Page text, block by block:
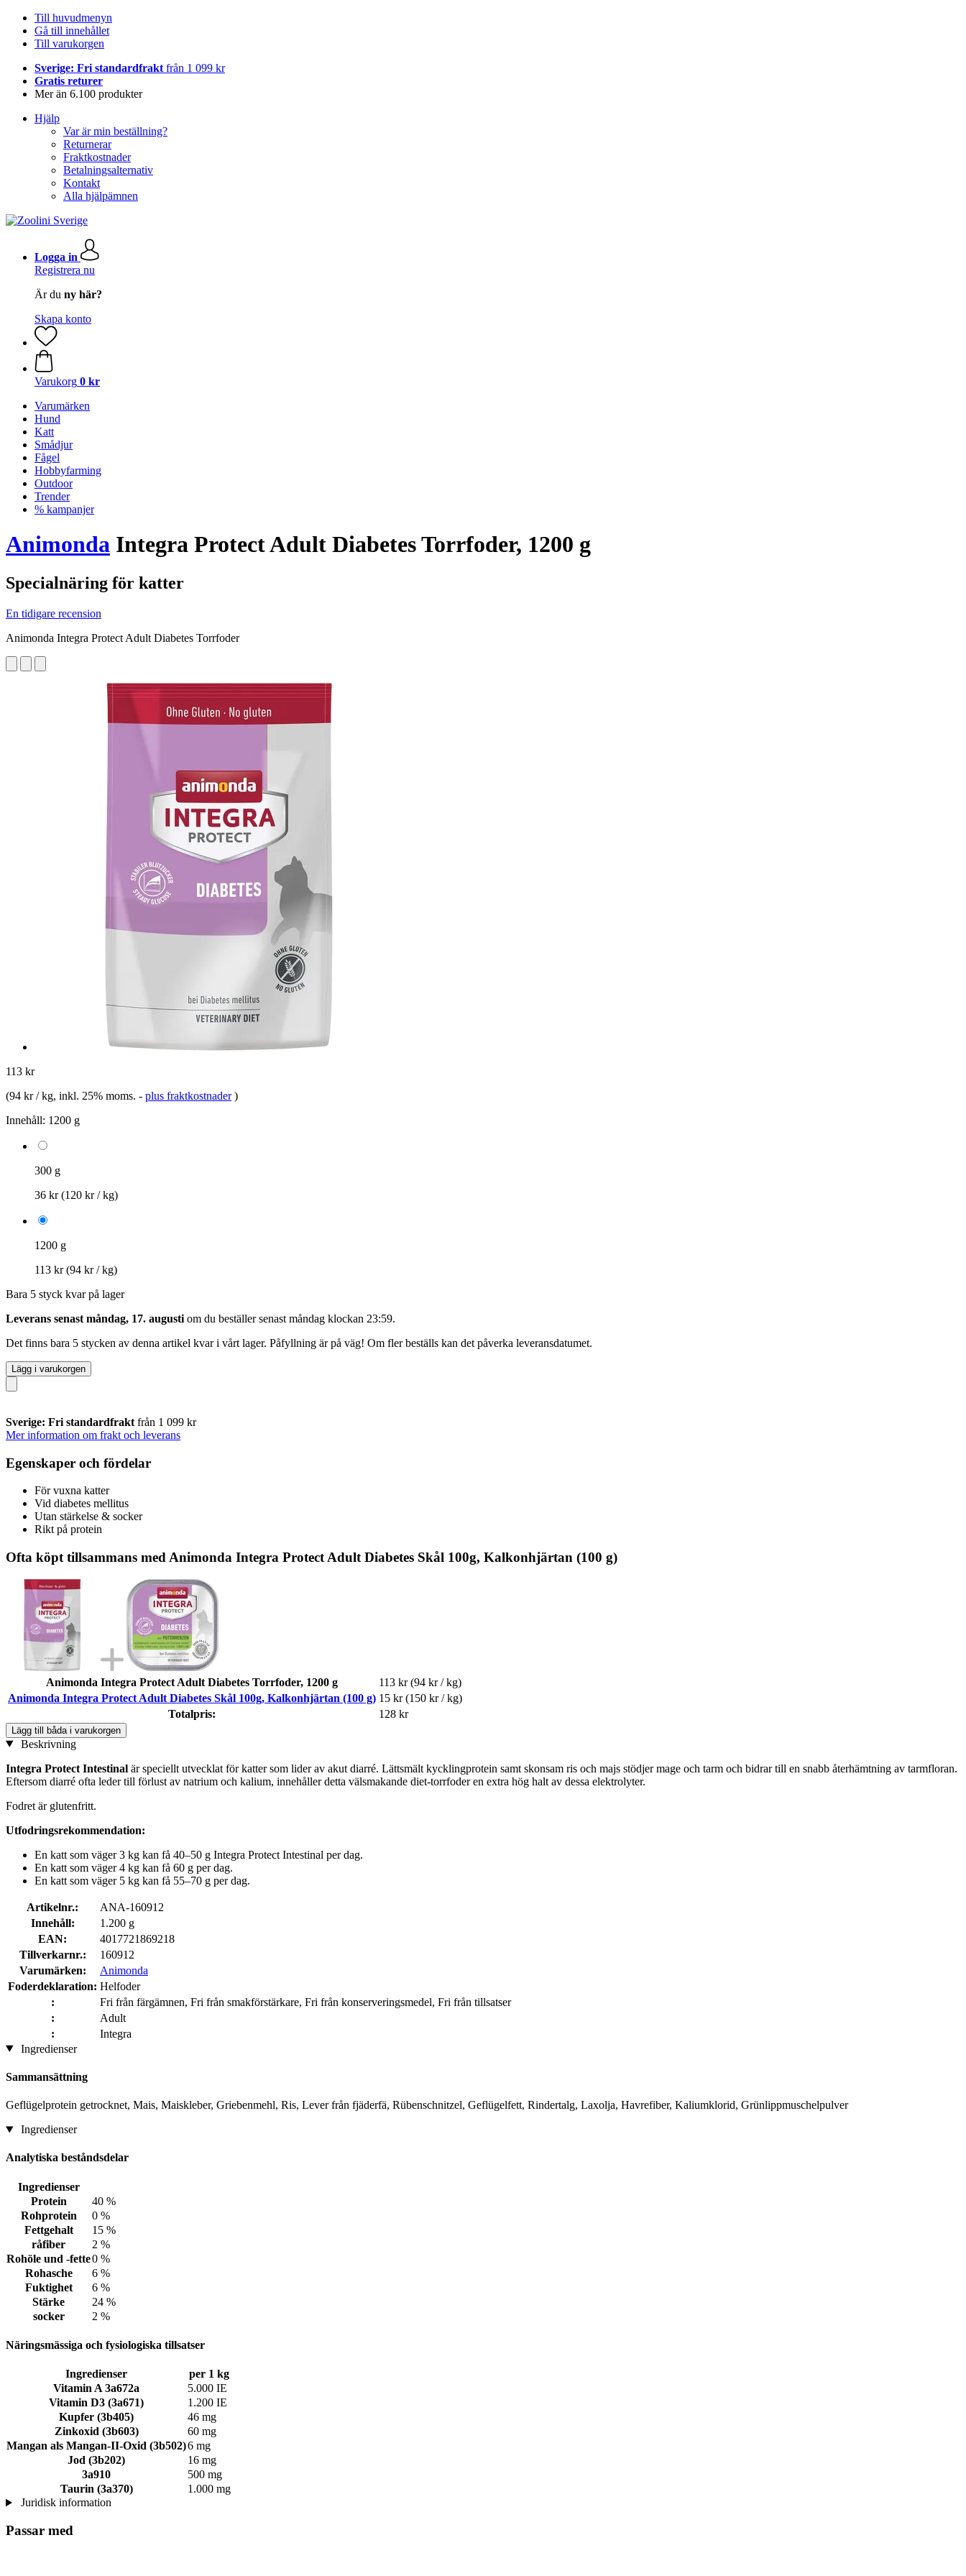
Till huvudmenyn
Gå till innehållet
Till varukorgen
Sverige: Fri standardfrakt från 1 099 kr
Gratis returer
Mer än 6.100 produkter
Hjälp
Var är min beställning?
Returnerar
Fraktkostnader
Betalningsalternativ
Kontakt
Alla hjälpämnen
Logga in
Registrera nu
Är du ny här?
Skapa konto
Varukorg 0 kr
Varumärken
Hund
Katt
Smådjur
Fågel
Hobbyfarming
Outdoor
Trender
% kampanjer
Animonda Integra Protect Adult Diabetes Torrfoder, 1200 g
Specialnäring för katter
En tidigare recension
Animonda Integra Protect Adult Diabetes Torrfoder
113 kr
(94 kr / kg, inkl. 25% moms. - plus fraktkostnader )
Innehåll: 1200 g
300 g
36 kr(120 kr / kg)
1200 g
113 kr(94 kr / kg)
Bara 5 styck kvar på lager
Leverans senast måndag, 17. augusti om du beställer senast måndag klockan 23:59.
Det finns bara 5 stycken av denna artikel kvar i vårt lager. Påfyllning är på väg! Om fler beställs kan det påverka leveransdatumet.
Lägg i varukorgen
Sverige: Fri standardfrakt från 1 099 kr
Mer information om frakt och leverans
Egenskaper och fördelar
För vuxna katter
Vid diabetes mellitus
Utan stärkelse & socker
Rikt på protein
Ofta köpt tillsammans med Animonda Integra Protect Adult Diabetes Skål 100g, Kalkonhjärtan (100 g)
Animonda Integra Protect Adult Diabetes Torrfoder, 1200 g 113 kr (94 kr / kg)
Animonda Integra Protect Adult Diabetes Skål 100g, Kalkonhjärtan (100 g) 15 kr (150 kr / kg)
Totalpris:
128 kr
Lägg till båda i varukorgen
Beskrivning
Integra Protect Intestinal är speciellt utvecklat för katter som lider av akut diarré. Lättsmält kycklingprotein samt skonsam ris och majs stödjer mage och tarm och bidrar till en snabb återhämtning av tarmfloran.
Eftersom diarré ofta leder till förlust av natrium och kalium, innehåller detta välsmakande diet-torrfoder en extra hög halt av dessa elektrolyter.
Fodret är glutenfritt.
Utfodringsrekommendation:
En katt som väger 3 kg kan få 40–50 g Integra Protect Intestinal per dag.
En katt som väger 4 kg kan få 60 g per dag.
En katt som väger 5 kg kan få 55–70 g per dag.
Artikelnr.:
ANA-160912
Innehåll:
1.200 g
EAN:
4017721869218
Tillverkarnr.:
160912
Varumärken:
Animonda
Foderdeklaration: Helfoder
:
Fri från färgämnen, Fri från smakförstärkare, Fri från konserveringsmedel, Fri från tillsatser
:
Adult
:
Integra
Ingredienser
Sammansättning
Geflügelprotein getrocknet, Mais, Maiskleber, Griebenmehl, Ris, Lever från fjäderfä, Rübenschnitzel, Geflügelfett, Rindertalg, Laxolja, Havrefiber, Kaliumklorid, Grünlippmuschelpulver
Ingredienser
Analytiska beståndsdelar
Ingredienser
Protein
40 %
Rohprotein
0 %
Fettgehalt
15 %
råfiber
2 %
Rohöle und -fette0 %
Rohasche
6 %
Fuktighet
6 %
Stärke
24 %
socker
2 %
Näringsmässiga och fysiologiska tillsatser
Ingredienser
per 1 kg
Vitamin A 3a672a
5.000 IE
Vitamin D3 (3a671)
1.200 IE
Kupfer (3b405)
46 mg
Zinkoxid (3b603)
60 mg
Mangan als Mangan-II-Oxid (3b502)6 mg
Jod (3b202)
16 mg
3a910
500 mg
Taurin (3a370)
1.000 mg
Juridisk information
Passar med